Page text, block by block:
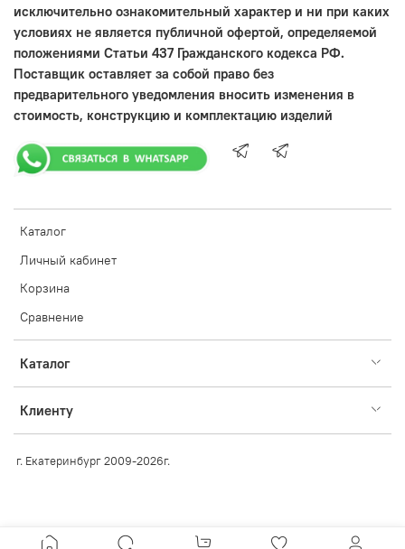
Каталог
Личный кабинет
Корзина
Сравнение
Каталог
Клиенту
исключительно ознакомительный характер и ни при каких
условиях не является публичной офертой, определяемой
положениями Статьи 437 Гражданского кодекса РФ.
Поставщик оставляет за собой право без
предварительного уведомления вносить изменения в
стоимость, конструкцию и комплектацию изделий
г. Екатеринбург 2009-2026г.